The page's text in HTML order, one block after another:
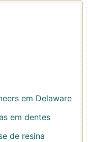
em Delaware
em dentes
de resina